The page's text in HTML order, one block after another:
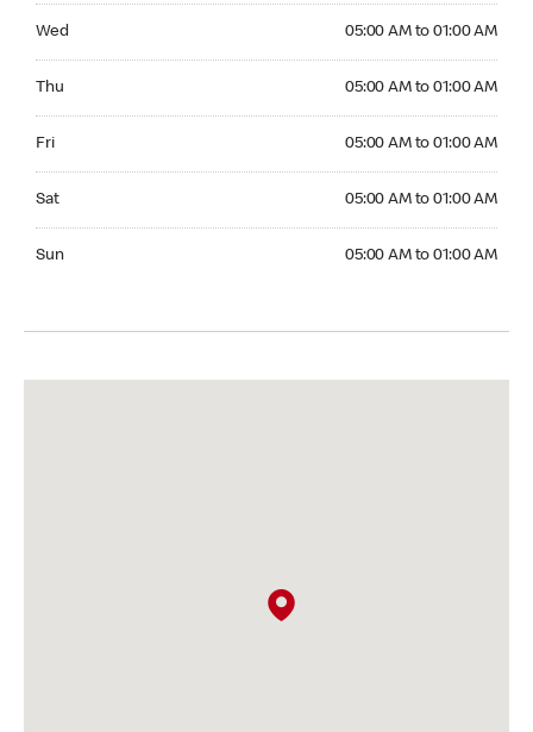
Wed 05:00 AM to 01:00 AM
Thu 05:00 AM to 01:00 AM
Fri 05:00 AM to 01:00 AM
Sat 05:00 AM to 01:00 AM
Sun 05:00 AM to 01:00 AM